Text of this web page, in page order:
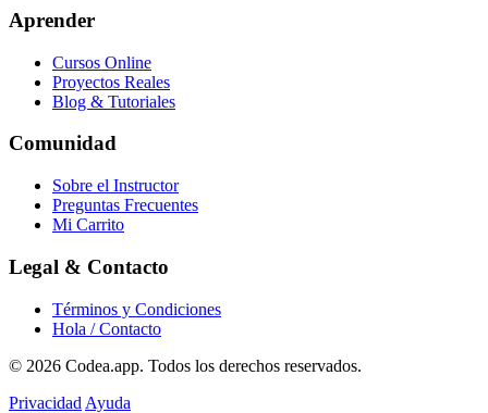
Aprender
Cursos Online
Proyectos Reales
Blog & Tutoriales
Comunidad
Sobre el Instructor
Preguntas Frecuentes
Mi Carrito
Legal & Contacto
Términos y Condiciones
Hola / Contacto
© 2026 Codea.app. Todos los derechos reservados.
Privacidad Ayuda